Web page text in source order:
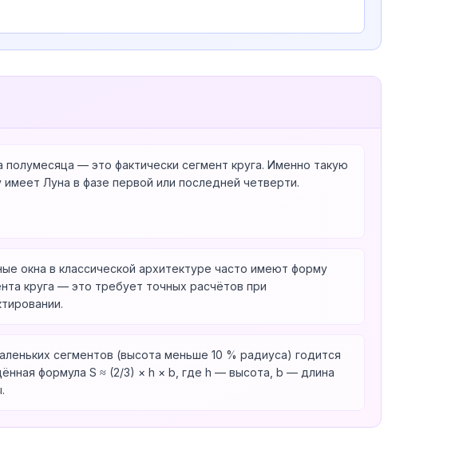
— это фактически сегмент круга. Именно такую
Луна в фазе первой или последней четверти.
окна в классической архитектуре часто имеют форму
круга — это требует точных расчётов при
сегментов (высота меньше 10 % радиуса) годится
формула S ≈ (2/3) × h × b, где h — высота, b — длина